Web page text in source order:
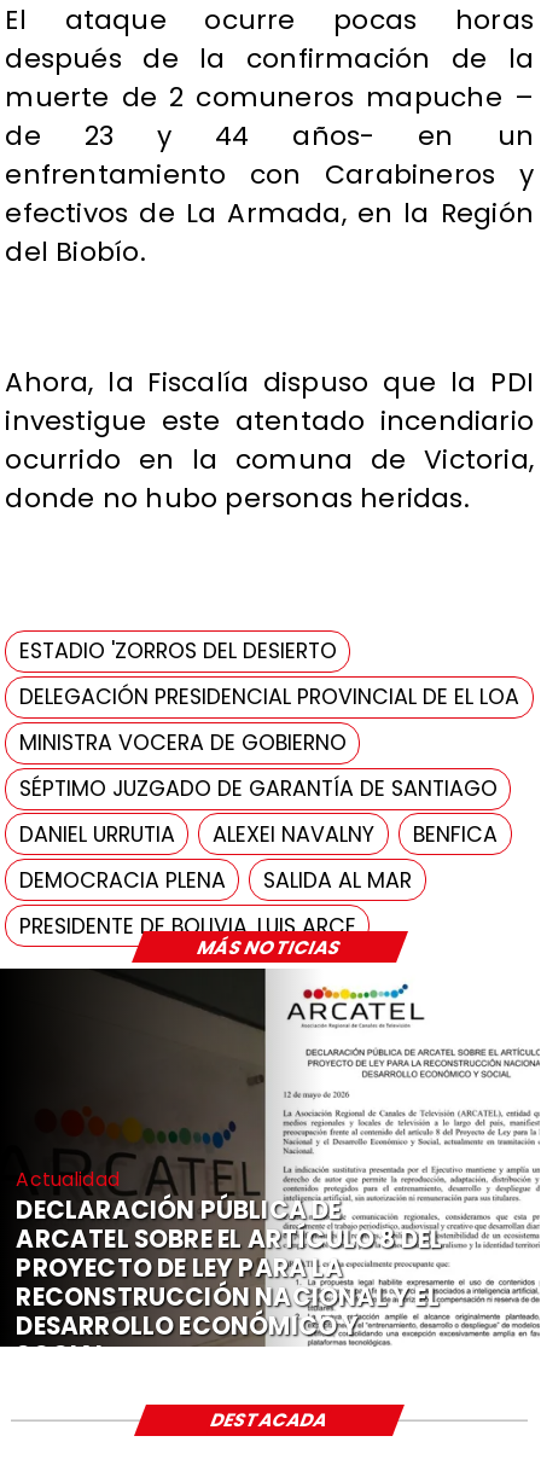
MÁS NOTICIAS
El ataque ocurre pocas horas
después de la confirmación de la
muerte de 2 comuneros mapuche –
de 23 y 44 años- en un
enfrentamiento con Carabineros y
efectivos de La Armada, en la Región
del Biobío.
Ahora, la Fiscalía dispuso que la PDI
investigue este atentado incendiario
ocurrido en la comuna de Victoria,
donde no hubo personas heridas.
ESTADIO 'ZORROS DEL DESIERTO
DELEGACIÓN PRESIDENCIAL PROVINCIAL DE EL LOA
MINISTRA VOCERA DE GOBIERNO
SÉPTIMO JUZGADO DE GARANTÍA DE SANTIAGO
DANIEL URRUTIA
ALEXEI NAVALNY
BENFICA
DEMOCRACIA PLENA
SALIDA AL MAR
PRESIDENTE DE BOLIVIA, LUIS ARCE
Actualidad
DECLARACIÓN PÚBLICA DE
ARCATEL SOBRE EL ARTÍCULO 8 DEL
PROYECTO DE LEY PARA LA
RECONSTRUCCIÓN NACIONAL Y EL
DESARROLLO ECONÓMICO Y
SOCIAL
DESTACADA